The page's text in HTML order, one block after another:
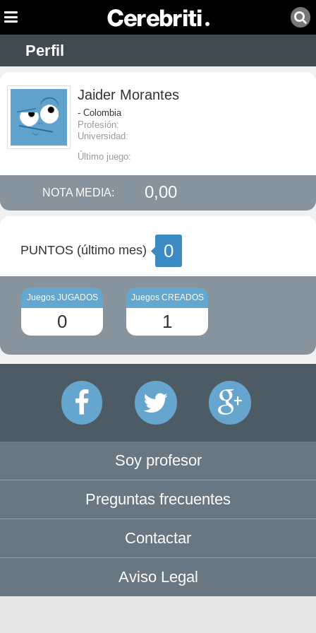
Perfil
Jaider Morantes
- Colombia
Profesión:
Universidad:
Último juego:
NOTA MEDIA: 0,00
PUNTOS (último mes) 0
Juegos JUGADOS
0
Juegos CREADOS
1
Soy profesor
Preguntas frecuentes
Contactar
Aviso Legal